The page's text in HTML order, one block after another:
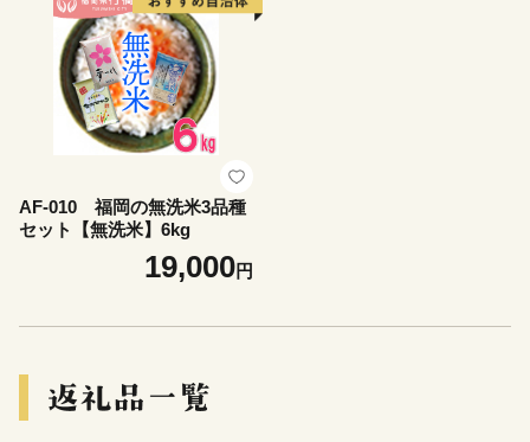
AF-010 福岡の無洗米3品種
セット【無洗米】6kg
19,000円